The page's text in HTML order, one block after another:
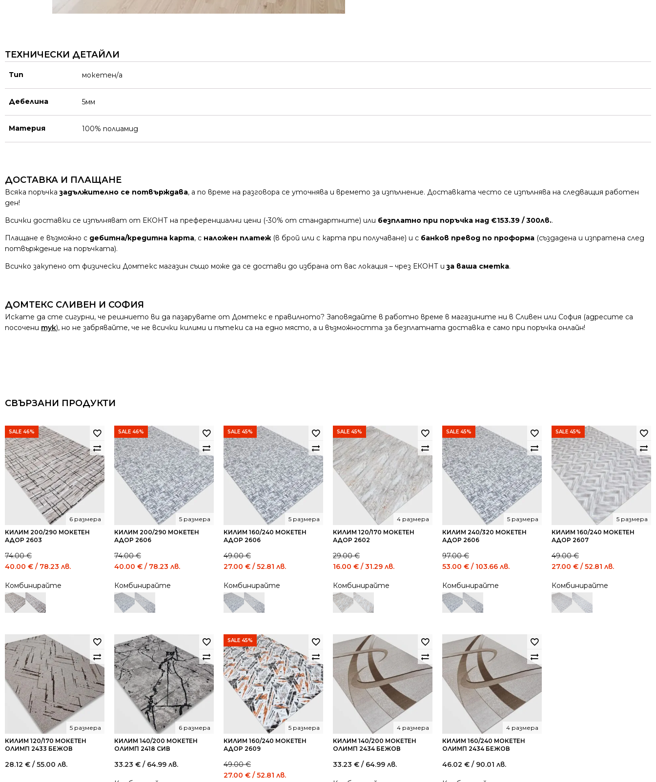
ТЕХНИЧЕСКИ ДЕТАЙЛИ
Тип мокетен/а
Дебелина 5мм
Материя 100% полиамид
ДОСТАВКА И ПЛАЩАНЕ
Всяка поръчказадължително се потвърждава, а по време на разговора се уточнява и времето за изпълнение. Доставката често се изпълнява на следващия работен
ден!
Всички доставки се изпълняват от ЕКОНТ на преференциални цени (-30% от стандартните) или безплатно при поръчка над €153.39 / 300лв..
Плащане е възможно с дебитна/кредитна карта, с наложен платеж (в брой или с карта при получаване) и с банков превод по проформа (създадена и изпратена след
потвърждение на поръчката).
Всичко закупено от физически Домтекс магазин също може да се достави до избрана от вас локация – чрез ЕКОНТ иза ваша сметка.
ДОМТЕКС СЛИВЕН И СОФИЯ
Искате да сте сигурни, че решнието ви да пазарувате от Домтекс е правилното? Заповядайте в работно време в магазините ни в Сливен или София (адресите са
посочени тук), но не забрявайте, че не всички килими и пътеки са на едно място, а и възможността за безплатната доставка е само при поръчка онлайн!
СВЪРЗАНИ ПРОДУКТИ
SALE 46%
КИЛИМ 200/290 МОКЕТЕН
АДОР 2603
6 размера
74.00€
Original
was:
74.00 €
/
40.00 € / 78.23 лв.
Комбинирайте
SALE 46%
КИЛИМ 200/290 МОКЕТЕН
АДОР 2606
5 размера
74.00€
Original
was:
74.00 €
/
40.00 € / 78.23 лв.
Комбинирайте
SALE 45%
КИЛИМ 160/240 МОКЕТЕН
АДОР 2606
5 размера
49.00€
Original
was:
49.00 €
/
27.00 € / 52.81 лв.
Комбинирайте
SALE 45%
КИЛИМ 120/170 МОКЕТЕН
АДОР 2602
4 размера
29.00€
Original
was:
29.00 €
/
16.00 € / 31.29 лв.
Комбинирайте
SALE 45%
КИЛИМ 240/320 МОКЕТЕН
АДОР 2606
5 размера
97.00€
Original
was:
97.00 €
/
53.00 € / 103.66 лв.
Комбинирайте
SALE 45%
КИЛИМ 160/240 МОКЕТЕН
АДОР 2607
5 размера
49.00€
Original
was:
49.00 €
/
27.00 € / 52.81 лв.
Комбинирайте
КИЛИМ 120/170 МОКЕТЕН
ОЛИМП 2433 БЕЖОВ
5 размера
28.12 € / 55.00 лв.
КИЛИМ 140/200 МОКЕТЕН
ОЛИМП 2418 СИВ
6 размера
33.23 € / 64.99 лв.
SALE 45%
КИЛИМ 160/240 МОКЕТЕН
АДОР 2609
5 размера
49.00€
Original
27.00 € / 52.81 лв.
КИЛИМ 140/200 МОКЕТЕН
ОЛИМП 2434 БЕЖОВ
4 размера
33.23 € / 64.99 лв.
КИЛИМ 160/240 МОКЕТЕН
ОЛИМП 2434 БЕЖОВ
4 размера
46.02 € / 90.01 лв.